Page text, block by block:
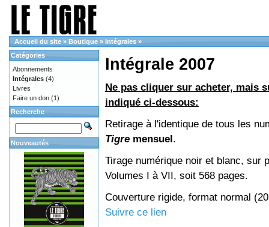
Accueil du site » Boutique » Intégrales »
Intégrale 2007
Ne pas cliquer sur acheter, mais
indiqué ci-dessous:
Retirage à l'identique de tous les
Tigre mensuel.
Tirage numérique noir et blanc, sur
Volumes I à VII, soit 568 pages.
Couverture rigide, format normal
Suivre ce lien
Catégories
Abonnements
Intégrales (4)
Livres
Faire un don (1)
Recherche
Nouveautés